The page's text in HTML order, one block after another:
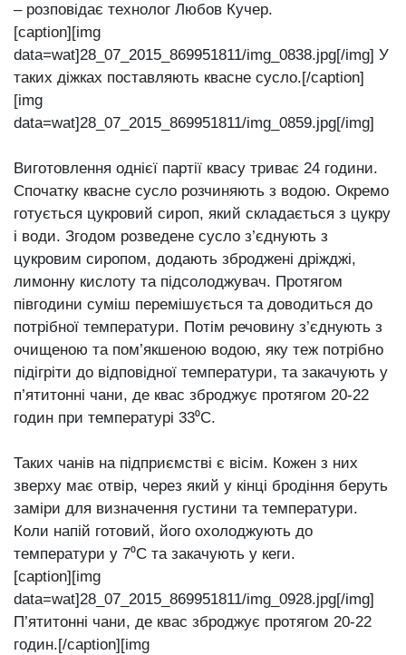
‒ розповідає технолог Любов Кучер.
[caption][img
data=wat]28_07_2015_869951811/img_0838.jpg[/img] У
таких діжках поставляють квасне сусло.[/caption]
[img
data=wat]28_07_2015_869951811/img_0859.jpg[/img]
Виготовлення однієї партії квасу триває 24 години.
Спочатку квасне сусло розчиняють з водою. Окремо
готується цукровий сироп, який складається з цукру
і води. Згодом розведене сусло з’єднують з
цукровим сиропом, додають зброджені дріжджі,
лимонну кислоту та підсолоджувач. Протягом
півгодини суміш перемішується та доводиться до
потрібної температури. Потім речовину з’єднують з
очищеною та пом’якшеною водою, яку теж потрібно
підігріти до відповідної температури, та закачують у
п’ятитонні чани, де квас зброджує протягом 20-22
годин при температурі 33⁰С.
Таких чанів на підприємстві є вісім. Кожен з них
зверху має отвір, через який у кінці бродіння беруть
заміри для визначення густини та температури.
Коли напій готовий, його охолоджують до
температури у 7⁰С та закачують у кеги.
[caption][img
data=wat]28_07_2015_869951811/img_0928.jpg[/img]
П’ятитонні чани, де квас зброджує протягом 20-22
годин.[/caption][img